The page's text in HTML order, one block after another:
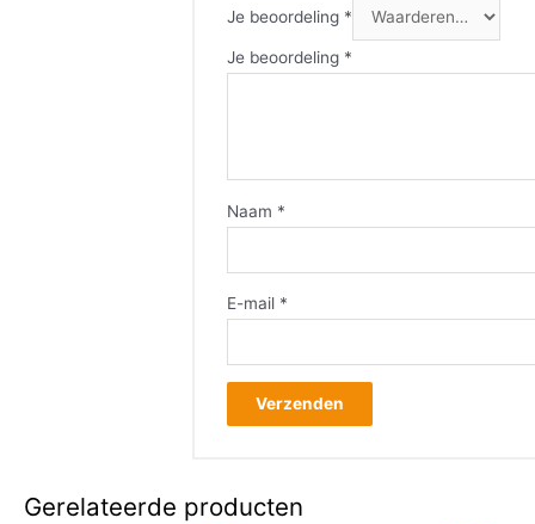
Je beoordeling *
Je beoordeling *
Naam *
E-mail *
Gerelateerde producten